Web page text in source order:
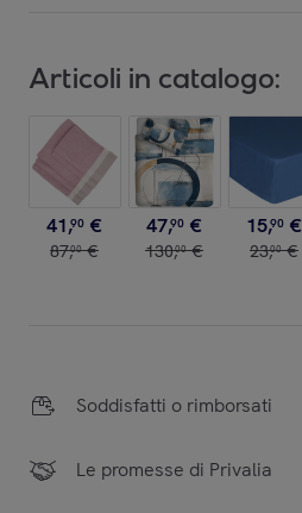
Articoli in catalogo:
41,90 €
87,00 €
47,90 €
130,00 €
15,90 €
23,00 €
Soddisfatti o rimborsati
Le promesse di Privalia